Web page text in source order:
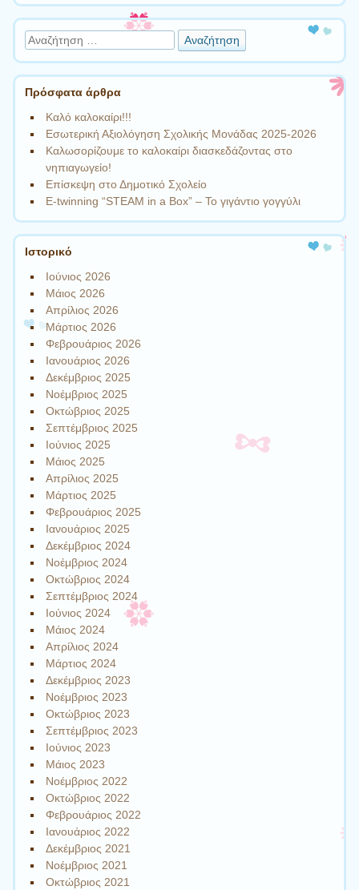
Αναζήτηση
Πρόσφατα άρθρα
Καλό καλοκαίρι!!!
Εσωτερική Αξιολόγηση Σχολικής Μονάδας 2025-2026
Καλωσορίζουμε το καλοκαίρι διασκεδάζοντας στο
νηπιαγωγείο!
Επίσκεψη στο Δημοτικό Σχολείο
Ε-twinning “STEAM in a Box” – Το γιγάντιο γογγύλι
Ιστορικό
Ιούνιος 2026
Μάιος 2026
Απρίλιος 2026
Μάρτιος 2026
Φεβρουάριος 2026
Ιανουάριος 2026
Δεκέμβριος 2025
Νοέμβριος 2025
Οκτώβριος 2025
Σεπτέμβριος 2025
Ιούνιος 2025
Μάιος 2025
Απρίλιος 2025
Μάρτιος 2025
Φεβρουάριος 2025
Ιανουάριος 2025
Δεκέμβριος 2024
Νοέμβριος 2024
Οκτώβριος 2024
Σεπτέμβριος 2024
Ιούνιος 2024
Μάιος 2024
Απρίλιος 2024
Μάρτιος 2024
Δεκέμβριος 2023
Νοέμβριος 2023
Οκτώβριος 2023
Σεπτέμβριος 2023
Ιούνιος 2023
Μάιος 2023
Νοέμβριος 2022
Οκτώβριος 2022
Φεβρουάριος 2022
Ιανουάριος 2022
Δεκέμβριος 2021
Νοέμβριος 2021
Οκτώβριος 2021